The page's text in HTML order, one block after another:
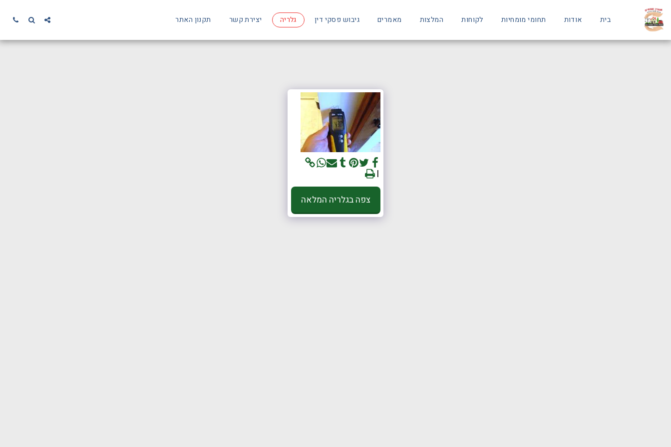
בית אודות תחומי מומחיות לקוחות המלצות מאמרים גיבוש פסקי דין גלריה יצירת קשר תקנון האתר
צפה בגלריה המלאה